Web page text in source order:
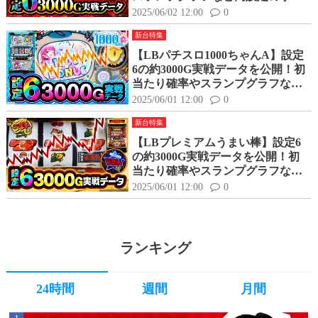
はどんな感じ？
2025/06/02 12:00 0
新台特集
【LBパチスロ1000ちゃんA】設定
6の約3000G実戦データを公開！初
当たり確率やスランプグラフなど
高設定の挙動はどんな感じ？
2025/06/01 12:00 0
新台特集
【LBプレミアムうまい棒】設定6
の約3000G実戦データを公開！初
当たり確率やスランプグラフなど
高設定の挙動はどんな感じ？
2025/06/01 12:00 0
ランキング
24時間 週間 月間